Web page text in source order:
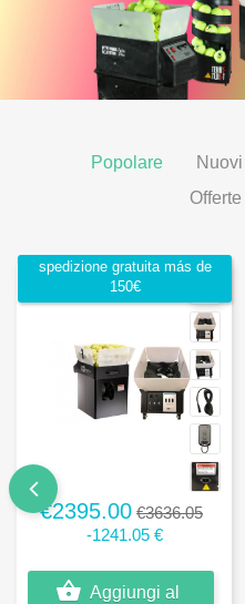
Popolare
spedizione gratuita más de
150€
€2395.00 €3636.05
-1241.05 €
Aggiungi al